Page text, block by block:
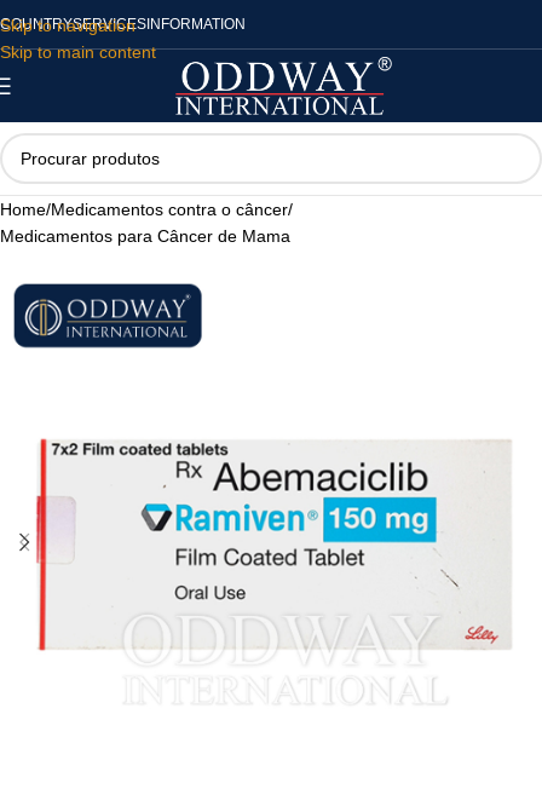
Skip to navigation
Skip to main content
COUNTRYSERVICES INFORMATION
Home/Medicamentos contra o câncer/
Medicamentos para Câncer de Mama